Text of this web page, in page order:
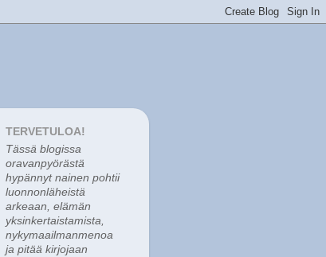
TERVETULOA!
Tässä blogissa
oravanpyörästä
hypännyt nainen pohtii
luonnonläheistä
arkeaan, elämän
yksinkertaistamista,
nykymaailmanmenoa
ja pitää kirjojaan